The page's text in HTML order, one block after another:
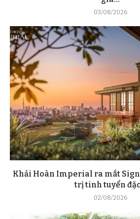
03/08/2026
Khải Hoàn Imperial ra mắt
trị tinh tuyển
02/08/2026